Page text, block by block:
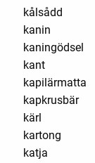
kålsådd
kanin
kaningödsel
kant
kapilärmatta
kapkrusbär
kärl
kartong
katja